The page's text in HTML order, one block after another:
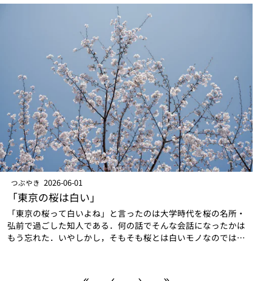
つぶやき 2026-06-01
「東京の桜は白い」
「東京の桜って白いよね」と言ったのは大学時代を桜の名所・
弘前で過ごした知人である．何の話でそんな会話になったかは
もう忘れた．いやしかし，そもそも桜とは白いモノなのではな